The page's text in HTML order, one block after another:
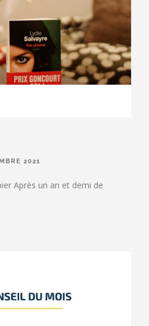
2021
Après un an et demi de